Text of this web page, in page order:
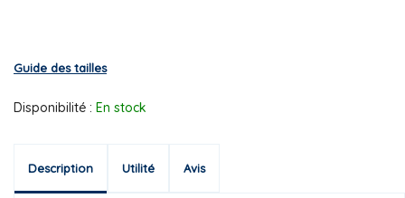
Guide des tailles
Disponibilité : En stock
Description Utilité Avis